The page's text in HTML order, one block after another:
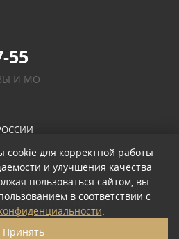
55
И МО
МАГАЗИН СВЕТИЛЬНИКОВ.
для корректной работы
и улучшения качества
пользоваться сайтом, вы
в соответствии с
.
Принять